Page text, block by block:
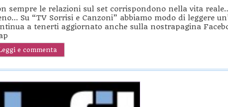
sempre le relazioni sul set corrispondono nella vita
Su “TV Sorrisi e Canzoni” abbiamo modo di leggere
a tenerti aggiornato anche sulla nostrapagina
e commenta